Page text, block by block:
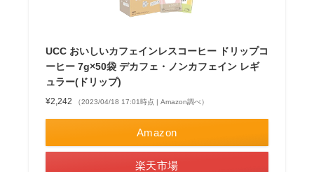
UCC おいしいカフェインレスコーヒー ドリップコ
ーヒー 7g×50袋 デカフェ・ノンカフェイン レギ
ュラー(ドリップ)
¥2,242 （2023/04/18 17:01時点 | Amazon調べ）
Amazon
楽天市場